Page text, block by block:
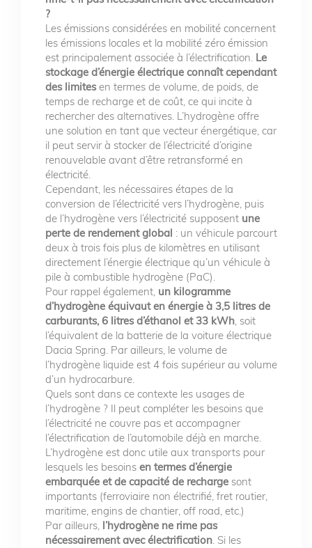
?
Les émissions considérées en mobilité concernent
les émissions locales et la mobilité zéro émission
est principalement associée à l’électrification. Le
stockage d’énergie électrique connaît cependant
des limitesen termes de volume, de poids, de
temps de recharge et de coût, ce qui incite à
rechercher des alternatives. L’hydrogène offre
une solution en tant que vecteur énergétique, car
il peut servir à stocker de l’électricité d’origine
renouvelable avant d’être retransformé en
électricité.
Cependant, les nécessaires étapes de la
conversion de l’électricité vers l’hydrogène, puis
de l’hydrogène vers l’électricité supposent une
perte de rendement global : un véhicule parcourt
deux à trois fois plus de kilomètres en utilisant
directement l’énergie électrique qu’un véhicule à
pile à combustible hydrogène (PaC).
Pour rappel également, un kilogramme
d’hydrogène équivaut en énergie à 3,5 litres de
carburants, 6 litres d’éthanol et 33 kWh , soit
l’équivalent de la batterie de la voiture électrique
Dacia Spring. Par ailleurs, le volume de
l’hydrogène liquide est 4 fois supérieur au volume
d’un hydrocarbure.
Quels sont dans ce contexte les usages de
l’hydrogène ? Il peut compléter les besoins que
l’électricité ne couvre pas et accompagner
l’électrification de l’automobile déjà en marche.
L’hydrogène est donc utile aux transports pour
lesquels les besoins en termes d’énergie
embarquée et de capacité de recharge sont
importants (ferroviaire non électrifié, fret routier,
maritime, engins de chantier, off road, etc.)
Par ailleurs, l’hydrogène ne rime pas
nécessairement avec électrification . Si les